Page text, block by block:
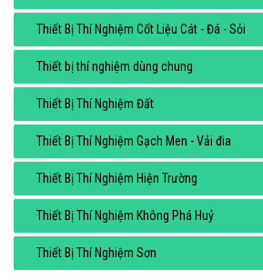
Thiết Bị Thí Nghiệm Cốt Liệu Cát - Đá - Sỏi
Thiết bị thí nghiệm dùng chung
Thiết Bị Thí Nghiệm Đất
Thiết Bị Thí Nghiệm Gạch Men - Vải đia
Thiết Bị Thí Nghiệm Hiện Trường
Thiết Bị Thí Nghiệm Không Phá Huỷ
Thiết Bị Thí Nghiệm Sơn